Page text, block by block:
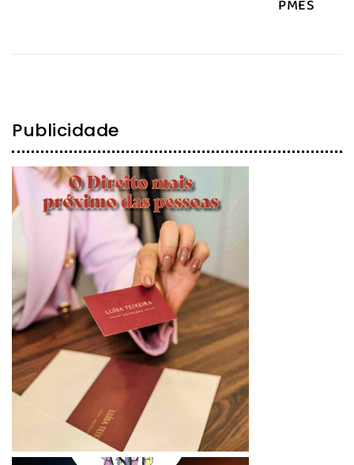
PMES
Publicidade